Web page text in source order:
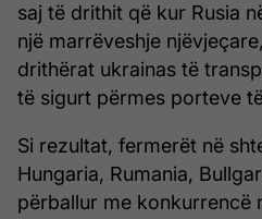
saj të drithit që kur Rusia
një marrëveshje
drithërat ukrainas të
të sigurt përmes porteve
Si rezultat, fermerët në
Hungaria, Rumania,
përballur me konkurrencë